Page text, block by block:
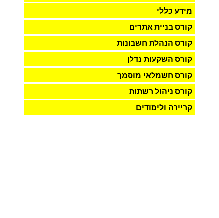
מידע כללי
קורס בניית אתרים
קורס הנהלת חשבונות
קורס השקעות נדלן
קורס חשמלאי מוסמך
קורס ניהול רשתות
קריירה ולימודים